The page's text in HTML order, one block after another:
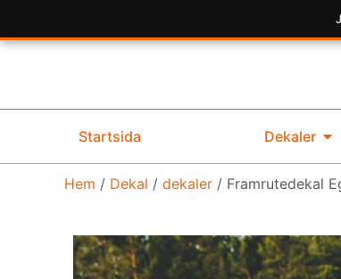
Startsida Dekaler
Hem / Dekal / dekaler / Framrutedekal